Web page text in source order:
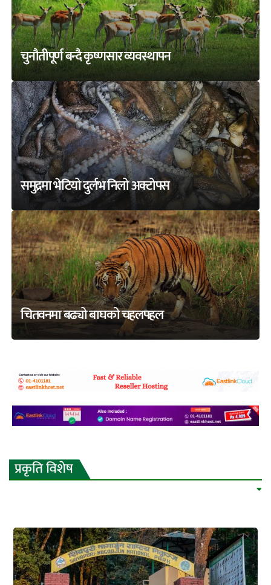
चुनौतीपूर्ण बन्दै कृष्णसार व्यवस्थापन
समुद्रमा भेटियो दुर्लभ निलो अक्टोपस
चितवनमा बढ्यो बाघको चहलपहल